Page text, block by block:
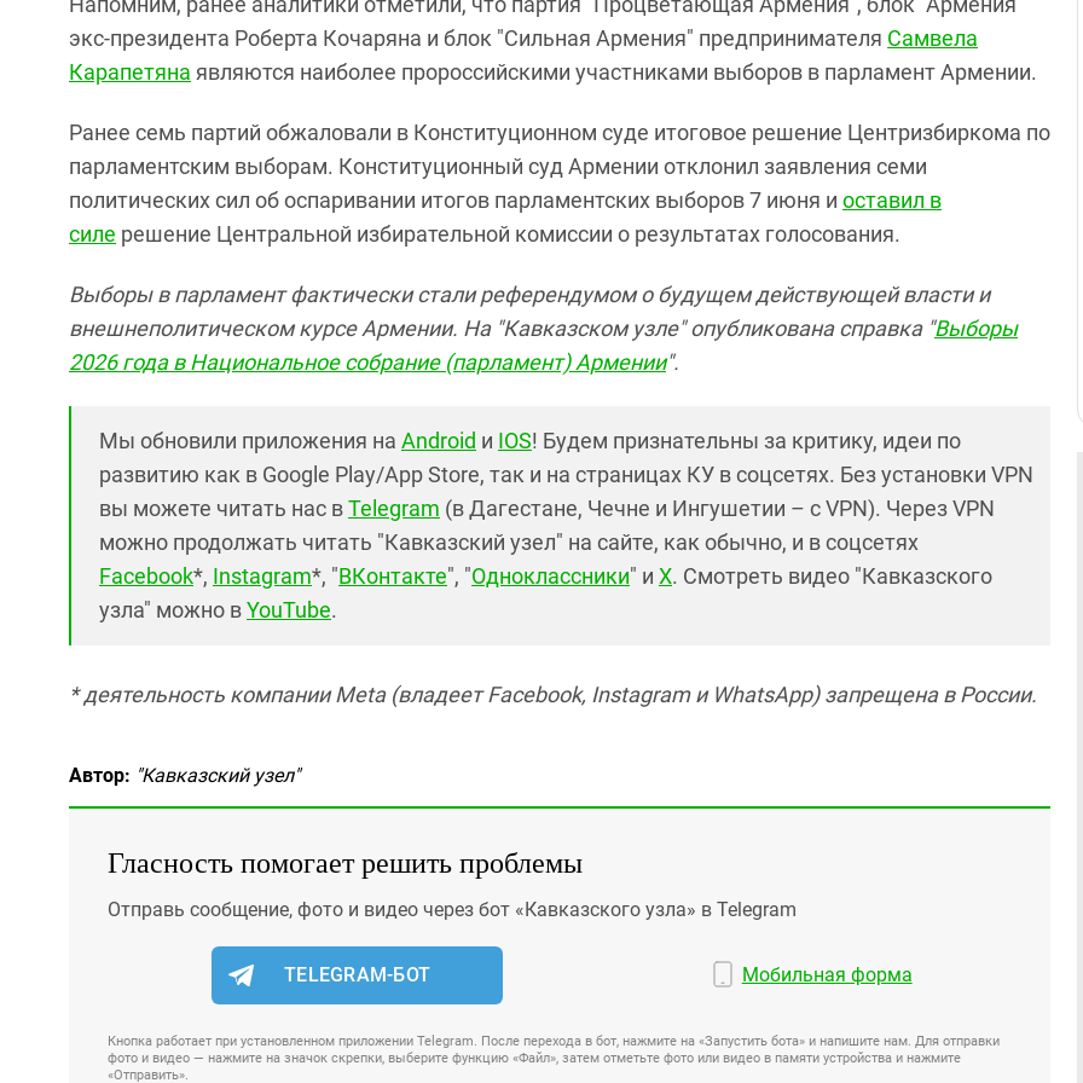
экс-президента Роберта Кочаряна и блок "Сильная Армения" предпринимателя Самвела
Карапетяна являются наиболее пророссийскими участниками выборов в парламент Армении.
Ранее семь партий обжаловали в Конституционном суде итоговое решение Центризбиркома по
парламентским выборам. Конституционный суд Армении отклонил заявления семи
политических сил об оспаривании итогов парламентских выборов 7 июня и оставил в
силе решение Центральной избирательной комиссии о результатах голосования.
Выборы в парламент фактически стали референдумом о будущем действующей власти и
внешнеполитическом курсе Армении. На "Кавказском узле" опубликована справка "Выборы
2026 года в Национальное собрание (парламент) Армении".
Мы обновили приложения на Android и IOS! Будем признательны за критику, идеи по
развитию как в Google Play/App Store, так и на страницах КУ в соцсетях. Без установки VPN
вы можете читать нас вTelegram (в Дагестане, Чечне и Ингушетии – с VPN). Через VPN
можно продолжать читать "Кавказский узел" на сайте, как обычно, и в соцсетях
Facebook*, Instagram*, "ВКонтакте", "Одноклассники" и X. Смотреть видео "Кавказского
узла" можно вYouTube.
* деятельность компании Meta (владеет Facebook, Instagram и WhatsApp) запрещена в России.
Автор: "Кавказский узел"
Гласность помогает решить проблемы
Отправь сообщение, фото и видео через бот «Кавказского узла» в Telegram
TELEGRAM-БОТ Мобильная форма
Кнопка работает при установленном приложении Telegram. После перехода в бот, нажмите на «Запустить бота» и напишите нам. Для отправки
фото и видео — нажмите на значок скрепки, выберите функцию «Файл», затем отметьте фото или видео в памяти устройства и нажмите
«Отправить».